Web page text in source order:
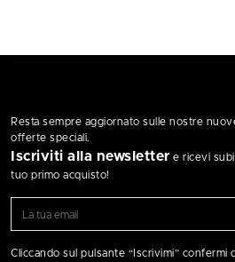
Resta sempre aggiornato sulle nostre
offerte speciali.
Iscriviti alla newsletter e ricevi
tuo primo acquisto!
Cliccando sul pulsante “Iscrivimi” confermi